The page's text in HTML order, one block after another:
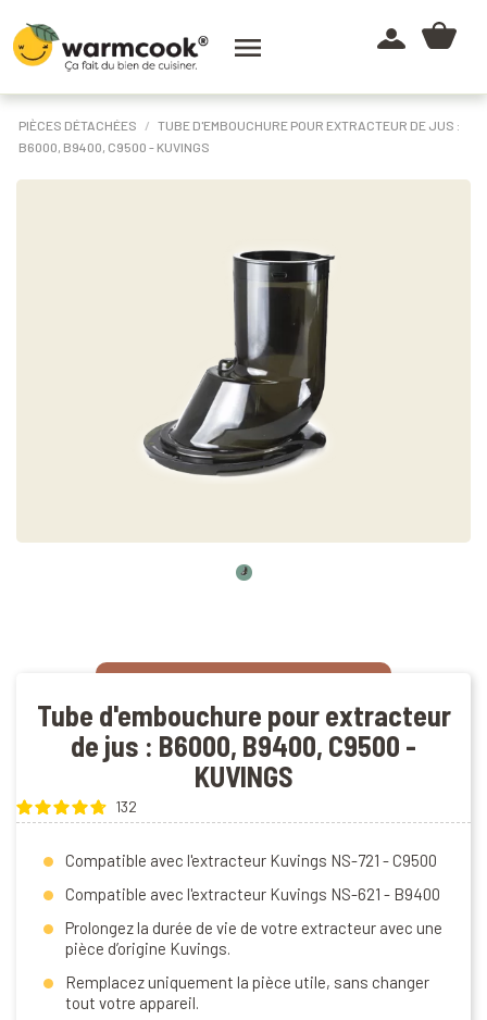

PIÈCES DÉTACHÉES
TUBE D'EMBOUCHURE POUR EXTRACTEUR DE JUS :
B6000, B9400, C9500 - KUVINGS
Tube d'embouchure pour extracteur
de jus : B6000, B9400, C9500 -
KUVINGS
132
Compatible avec l'extracteur Kuvings NS-721 - C9500
Compatible avec l'extracteur Kuvings NS-621 - B9400
Prolongez la durée de vie de votre extracteur avec une
pièce d’origine Kuvings.
Remplacez uniquement la pièce utile, sans changer
tout votre appareil.